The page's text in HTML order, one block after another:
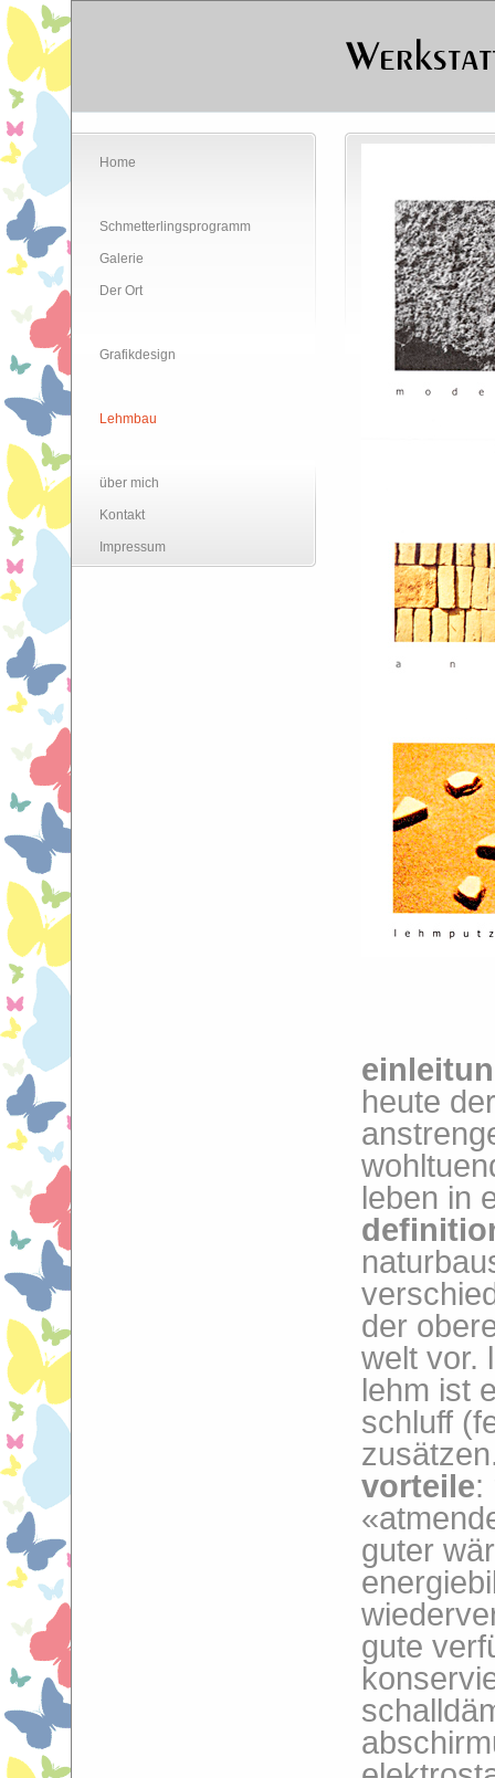
Home
Schmetterlingsprogramm
Galerie
Der Ort
Grafikdesign
Lehmbau
über mich
Kontakt
Impressum
heute
leben in
der
welt vor.
lehm ist
schluff
vorteile:
guter
gute